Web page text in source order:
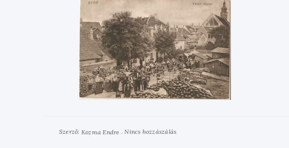
Szerző: Kozma Endre Nincs hozzászálás